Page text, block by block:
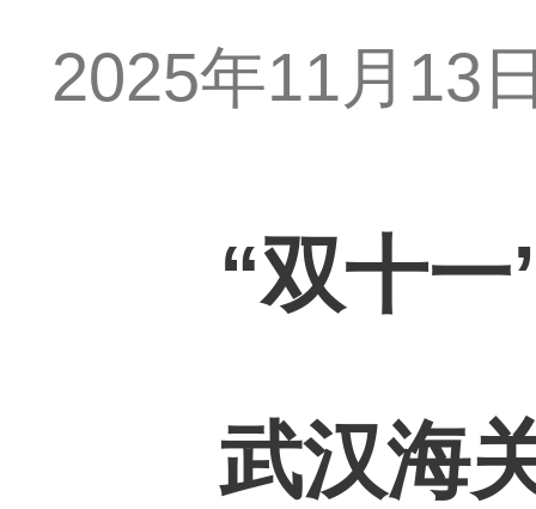
2025年11月13
“双十
武汉海